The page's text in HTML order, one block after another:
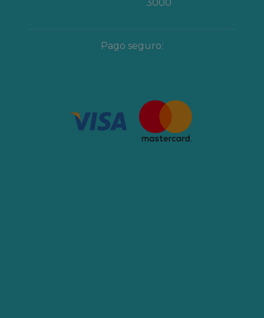
3000
Pago seguro: